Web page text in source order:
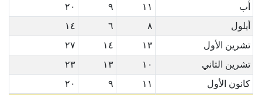
أب
١١ ٩
٢٠
أيلول
٨ ٦
١٤
تشرين الأول
١٣ ١٤
٢٧
تشرين الثاني
١٠ ١٣
٢٣
كانون الأول
١١ ٩ ٢٠